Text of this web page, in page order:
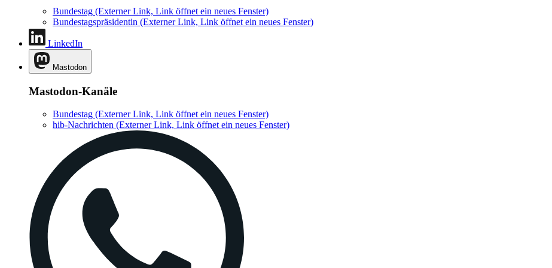
Bundestag (Externer Link, Link öffnet ein neues Fenster)
Bundestagspräsidentin (Externer Link, Link öffnet ein neues Fenster)
LinkedIn
Mastodon
Mastodon-Kanäle
Bundestag (Externer Link, Link öffnet ein neues Fenster)
hib-Nachrichten (Externer Link, Link öffnet ein neues Fenster)